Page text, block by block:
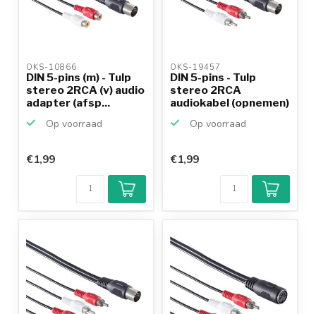
OKS-10866
DIN 5-pins (m) - Tulp
stereo 2RCA (v) audio
adapter (afsp...
Op voorraad
€1,99
OKS-19457
DIN 5-pins - Tulp
stereo 2RCA
audiokabel (opnemen)
Op voorraad
€1,99